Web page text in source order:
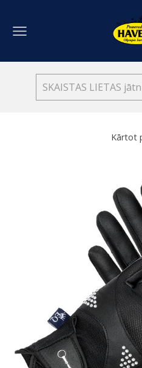
SKAISTAS LIETAS
Kārtot